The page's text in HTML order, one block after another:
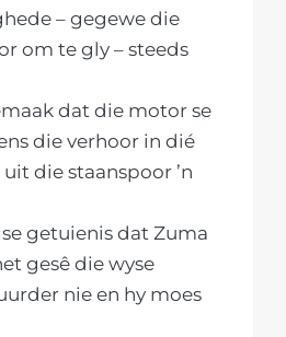
– gegewe die
om te gly – steeds
dat die motor se
die verhoor in dié
die staanspoor ’n
getuienis dat Zuma
gesê die wyse
nie en hy moes